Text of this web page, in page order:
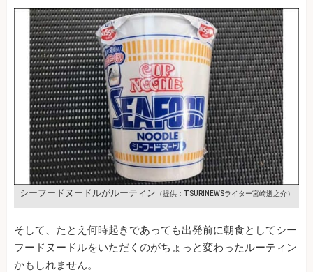
シーフードヌードルがルーティン （提供：TSURINEWSライター宮崎逝之介）
そして、たとえ何時起きであっても出発前に朝食としてシー
フードヌードルをいただくのがちょっと変わったルーティン
かもしれません。